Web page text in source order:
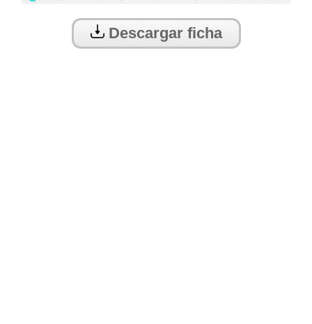
Descargar ficha